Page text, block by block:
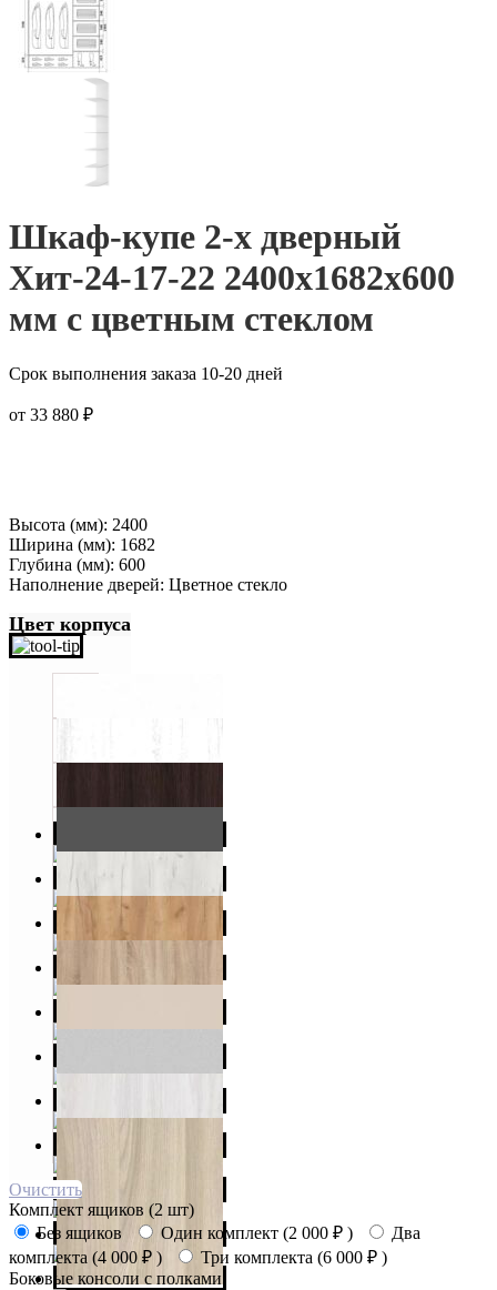
Шкаф-купе 2-х дверный
Хит-24-17-22 2400x1682x600
мм с цветным стеклом
Срок выполнения заказа 10-20 дней
от 33 880 ₽
Высота (мм): 2400
Ширина (мм): 1682
Глубина (мм): 600
Наполнение дверей: Цветное стекло
Цвет корпуса
Очистить
Комплект ящиков (2 шт)
Без ящиков
Один комплект (2 000 ₽ )
Два
комплекта (4 000 ₽ ) Три комплекта (6 000 ₽ )
Боковые консоли с полками